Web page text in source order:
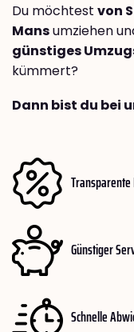
Du möchtest von
Mansumziehen
günstiges
kümmert?
Dann bist du bei
Günstiger
Schnelle